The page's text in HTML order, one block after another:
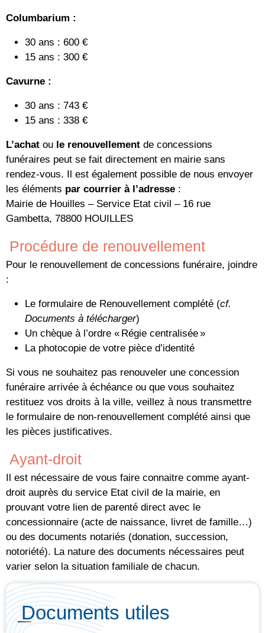
Columbarium :
30 ans : 600 €
15 ans : 300 €
Cavurne :
30 ans : 743 €
15 ans : 338 €
L’achat ou le renouvellement de concessions
funéraires peut se fait directement en mairie sans
rendez-vous. Il est également possible de nous envoyer
les éléments par courrier à l’adresse :
Mairie de Houilles – Service Etat civil – 16 rue
Gambetta, 78800 HOUILLES
Procédure de renouvellement
Pour le renouvellement de concessions funéraire, joindre
:
Le formulaire de Renouvellement complété (cf.
Documents à télécharger)
Un chèque à l’ordre « Régie centralisée »
La photocopie de votre pièce d’identité
Si vous ne souhaitez pas renouveler une concession
funéraire arrivée à échéance ou que vous souhaitez
restituez vos droits à la ville, veillez à nous transmettre
le formulaire de non-renouvellement complété ainsi que
les pièces justificatives.
Ayant-droit
Il est nécessaire de vous faire connaitre comme ayant-
droit auprès du service Etat civil de la mairie, en
prouvant votre lien de parenté direct avec le
concessionnaire (acte de naissance, livret de famille…)
ou des documents notariés (donation, succession,
notoriété). La nature des documents nécessaires peut
varier selon la situation familiale de chacun.
Documents utiles